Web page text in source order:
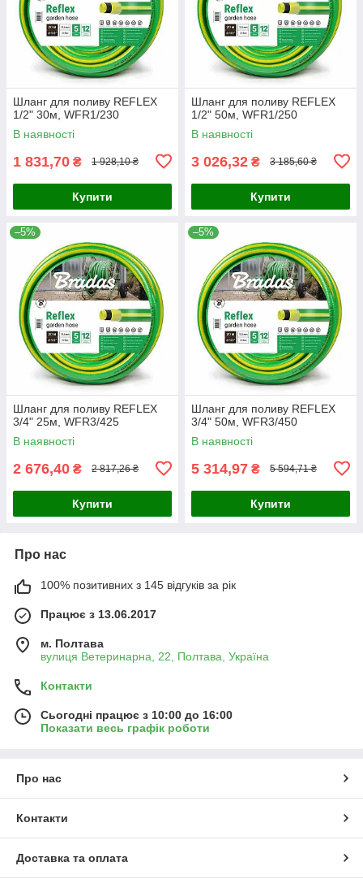
Шланг для поливу REFLEX
1/2" 30м, WFR1/230
В наявності
1 831,70 ₴ 1 928,10 ₴
Купити
Шланг для поливу REFLEX
1/2" 50м, WFR1/250
В наявності
3 026,32 ₴ 3 185,60 ₴
Купити
–5%
Шланг для поливу REFLEX
3/4" 25м, WFR3/425
В наявності
2 676,40 ₴ 2 817,26 ₴
Купити
–5%
Шланг для поливу REFLEX
3/4" 50м, WFR3/450
В наявності
5 314,97 ₴ 5 594,71 ₴
Купити
Про нас
100% позитивних з 145 відгуків за рік
Працює з 13.06.2017
м. Полтава
вулиця Ветеринарна, 22, Полтава, Україна
Контакти
Сьогодні працює з 10:00 до 16:00
Показати весь графік роботи
Про нас
Контакти
Доставка та оплата